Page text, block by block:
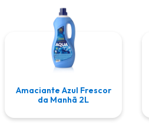
Amaciante Azul Frescor
da Manhã 2L